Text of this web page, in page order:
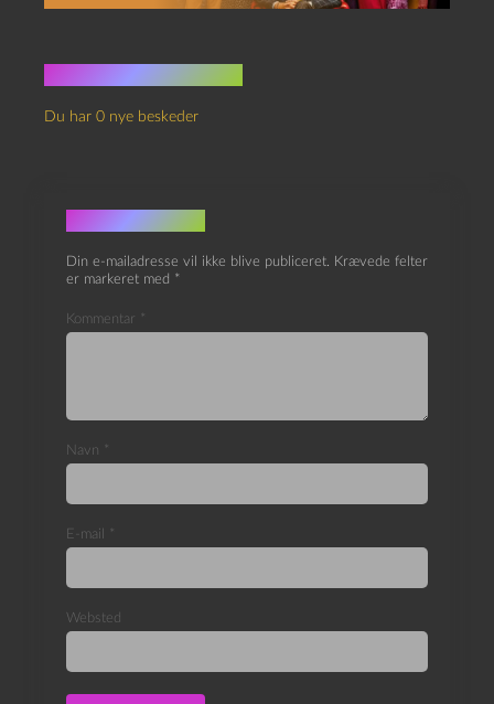
Du har 0 nye beskeder
Skriv et svar
Din e-mailadresse vil ikke blive publiceret. Krævede felter
er markeret med *
Kommentar *
Navn *
E-mail *
Websted